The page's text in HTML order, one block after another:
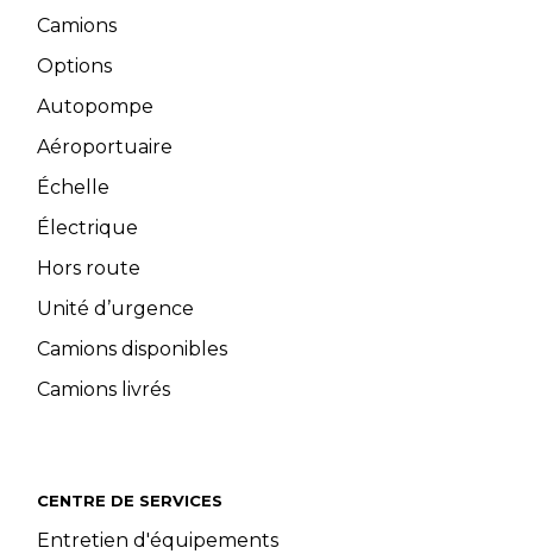
Camions
Options
Autopompe
Aéroportuaire
Échelle
Électrique
Hors route
Unité d’urgence
Camions disponibles
Camions livrés
CENTRE DE SERVICES
Entretien d'équipements